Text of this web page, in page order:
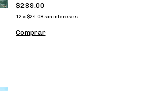
$289.00
12 x $24.08 sin intereses
Comprar